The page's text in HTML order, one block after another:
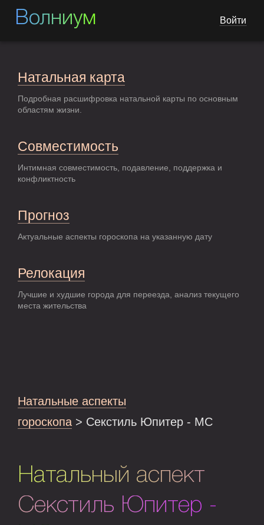
Волниум Войти
Натальная карта
Подробная расшифровка натальной карты по основным
областям жизни.
Совместимость
Интимная совместимость, подавление, поддержка и
конфликтность
Прогноз
Актуальные аспекты гороскопа на указанную дату
Релокация
Лучшие и худшие города для переезда, анализ текущего
места жительства
Натальные аспекты
гороскопа > Секстиль Юпитер - MC
Натальный аспект
Секстиль Юпитер -